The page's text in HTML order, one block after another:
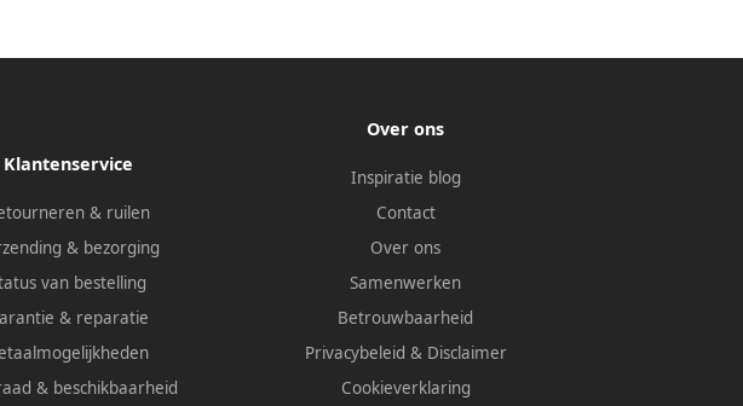
Klantenservice
& ruilen
& bezorging
van bestelling
& reparatie
& beschikbaarheid
Over ons
Inspiratie blog
Contact
Over ons
Samenwerken
Betrouwbaarheid
Privacybeleid & Disclaimer
Cookieverklaring